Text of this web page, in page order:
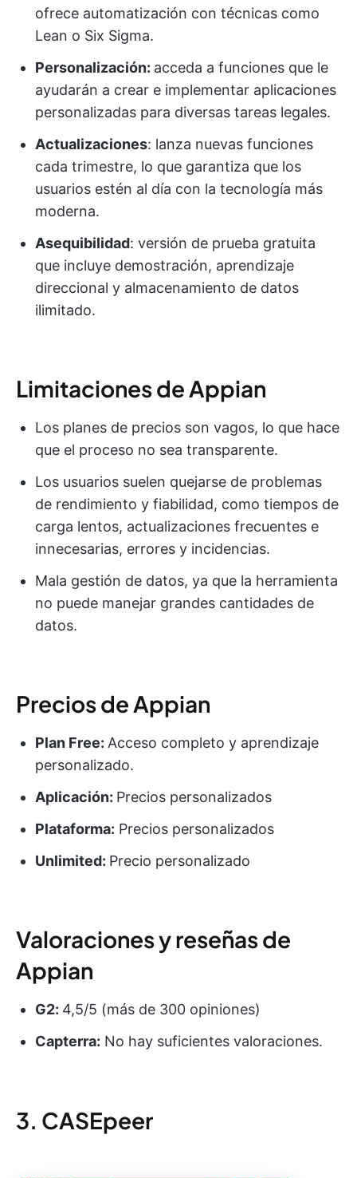
ofrece automatización con técnicas como
Lean o Six Sigma.
Personalización: acceda a funciones que le
ayudarán a crear e implementar aplicaciones
personalizadas para diversas tareas legales.
Actualizaciones: lanza nuevas funciones
cada trimestre, lo que garantiza que los
usuarios estén al día con la tecnología más
moderna.
Asequibilidad: versión de prueba gratuita
que incluye demostración, aprendizaje
direccional y almacenamiento de datos
ilimitado.
Limitaciones de Appian
Los planes de precios son vagos, lo que hace
que el proceso no sea transparente.
Los usuarios suelen quejarse de problemas
de rendimiento y fiabilidad, como tiempos de
carga lentos, actualizaciones frecuentes e
innecesarias, errores y incidencias.
Mala gestión de datos, ya que la herramienta
no puede manejar grandes cantidades de
datos.
Precios de Appian
Plan Free: Acceso completo y aprendizaje
personalizado.
Aplicación: Precios personalizados
Plataforma: Precios personalizados
Unlimited: Precio personalizado
Valoraciones y reseñas de
Appian
G2: 4,5/5 (más de 300 opiniones)
Capterra: No hay suficientes valoraciones.
3. CASEpeer